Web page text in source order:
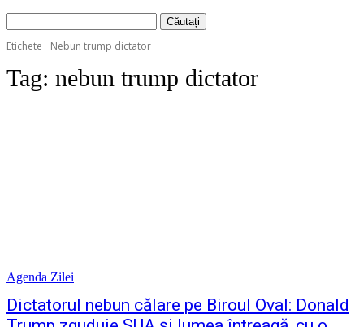
Etichete Nebun trump dictator
Tag: nebun trump dictator
Agenda Zilei
Dictatorul nebun călare pe Biroul Oval: Donald